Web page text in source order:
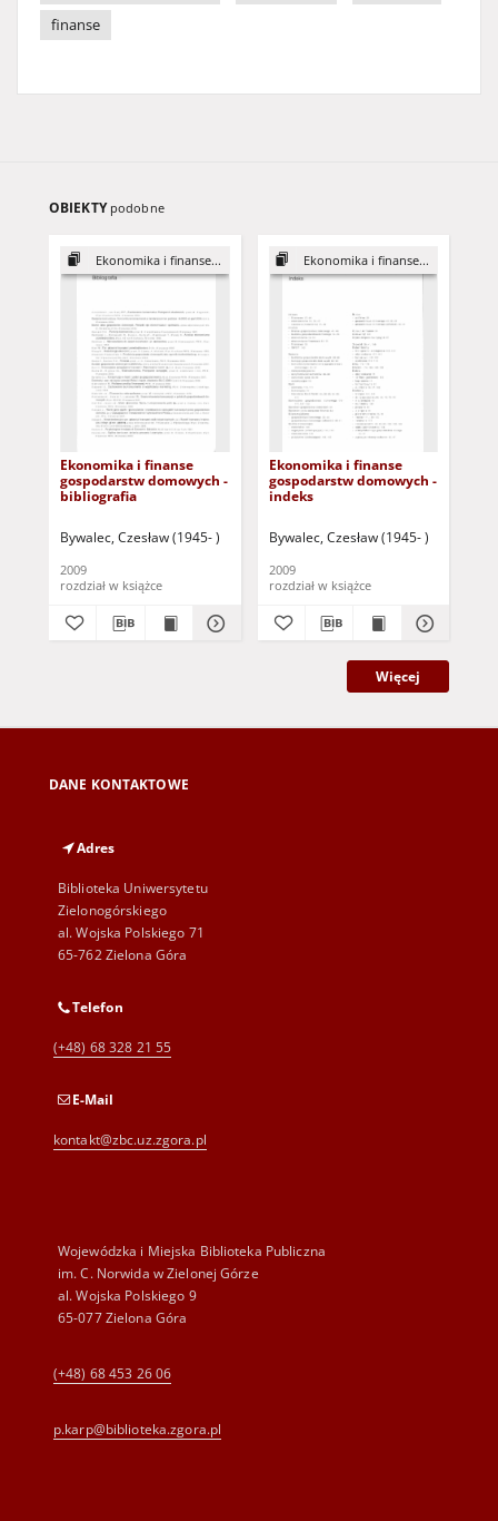
finanse
OBIEKTY podobne
Ekonomika i finanse...
Ekonomika i finanse
gospodarstw domowych -
bibliografia
Bywalec, Czesław (1945- )
2009
rozdział w książce
Ekonomika i finanse...
Ekonomika i finanse
gospodarstw domowych -
indeks
Bywalec, Czesław (1945- )
2009
rozdział w książce
Więcej
DANE KONTAKTOWE
Adres
Biblioteka Uniwersytetu
Zielonogórskiego
al. Wojska Polskiego 71
65-762 Zielona Góra
Telefon
(+48) 68 328 21 55
E-Mail
kontakt@zbc.uz.zgora.pl
Wojewódzka i Miejska Biblioteka Publiczna
im. C. Norwida w Zielonej Górze
al. Wojska Polskiego 9
65-077 Zielona Góra
(+48) 68 453 26 06
p.karp@biblioteka.zgora.pl